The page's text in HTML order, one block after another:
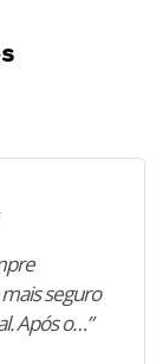
seguro
Após o…”